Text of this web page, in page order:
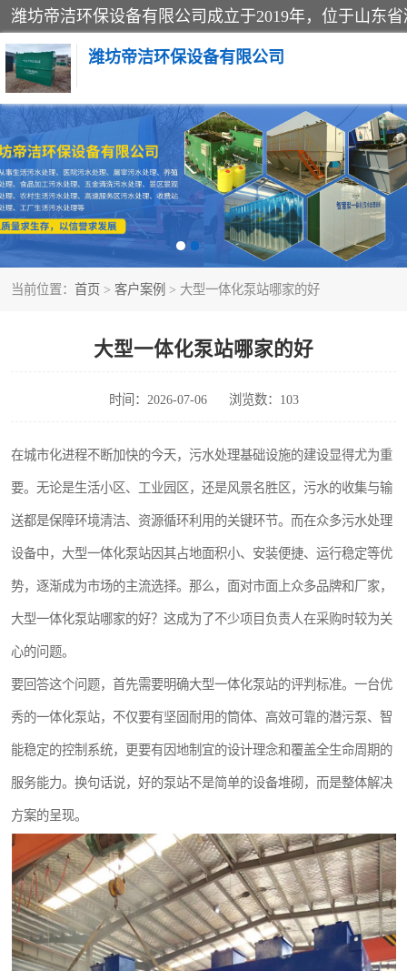
潍坊帝洁环保设备有限公司
当前位置： 首页 > 客户案例 > 大型一体化泵站哪家的好
大型一体化泵站哪家的好
时间：2026-07-06 浏览数：103
在城市化进程不断加快的今天，污水处理基础设施的建设显得尤为重
要。无论是生活小区、工业园区，还是风景名胜区，污水的收集与输
送都是保障环境清洁、资源循环利用的关键环节。而在众多污水处理
设备中，大型一体化泵站因其占地面积小、安装便捷、运行稳定等优
势，逐渐成为市场的主流选择。那么，面对市面上众多品牌和厂家，
大型一体化泵站哪家的好？这成为了不少项目负责人在采购时较为关
心的问题。
要回答这个问题，首先需要明确大型一体化泵站的评判标准。一台优
秀的一体化泵站，不仅要有坚固耐用的筒体、高效可靠的潜污泵、智
能稳定的控制系统，更要有因地制宜的设计理念和覆盖全生命周期的
服务能力。换句话说，好的泵站不是简单的设备堆砌，而是整体解决
方案的呈现。
一体化提升泵站
一体化生活污水处理设备
医院污水处理设备
玻璃钢一体化污水处理设备
食品加工污水处理设备
高速服务区收费站污水处理设备
海鲜加工污水处理设备
UASB厌氧塔
风电场变电站污水处理设备
餐具消毒污水处理设备
纺织印染污水处理设备
塑料编织袋一体化污水处理设备
整形医院污水处理设备
酿酒厂一体化污水处理设备